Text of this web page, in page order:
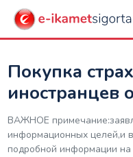
Покупка
иностранцев
ВАЖНОЕ
информационных целей,и
подробной информации